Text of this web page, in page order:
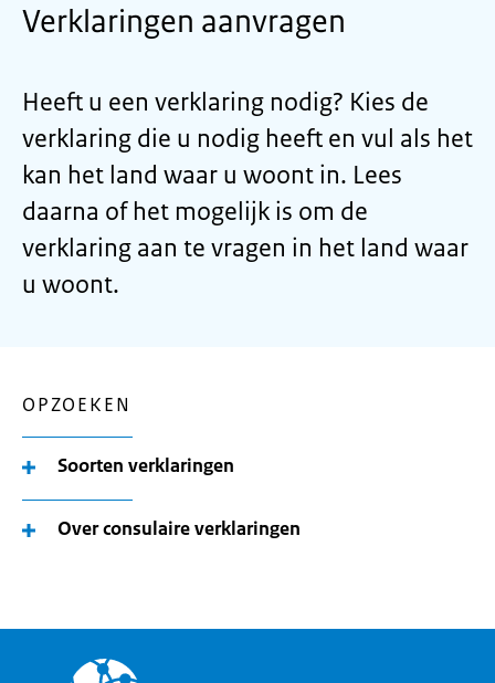
Verklaringen aanvragen
Heeft u een verklaring nodig? Kies de
verklaring die u nodig heeft en vul als het
kan het land waar u woont in. Lees
daarna of het mogelijk is om de
verklaring aan te vragen in het land waar
u woont.
OPZOEKEN
Soorten verklaringen
Over consulaire verklaringen